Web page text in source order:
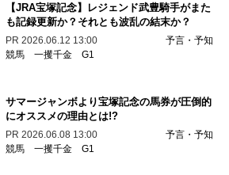
【JRA宝塚記念】レジェンド武豊騎手がまた
も記録更新か？それとも波乱の結末か？
PR 2026.06.12 13:00
予言・予知
競馬 一攫千金 G1
サマージャンボより宝塚記念の馬券が圧倒的
にオススメの理由とは!?
PR 2026.06.08 13:00
予言・予知
競馬 一攫千金 G1